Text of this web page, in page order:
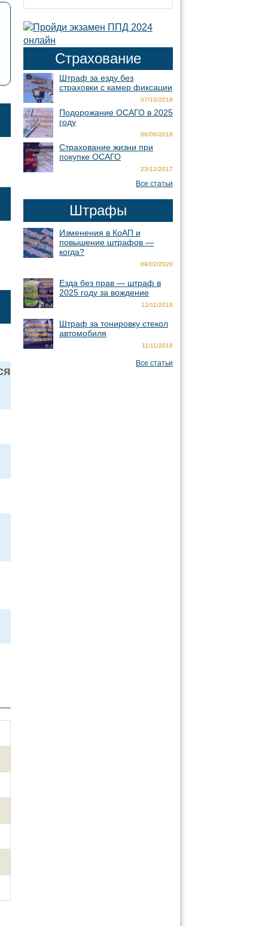
Страхование
Штраф за езду без
страховки с камер фиксации
07/10/2018
Подорожание ОСАГО в 2025
году
06/06/2018
Страхование жизни при
покупке ОСАГО
23/12/2017
Все статьи
Штрафы
Изменения в КоАП и
повышение штрафов —
когда?
09/02/2020
Езда без прав — штраф в
2025 году за вождение
12/11/2018
Штраф за тонировку стекол
автомобиля
11/11/2018
Все статьи